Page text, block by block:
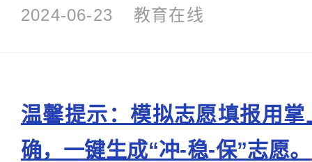
2024-06-23 教育在线
温馨提示：模拟志愿填报用
确，一键生成“冲-稳-保”志愿。